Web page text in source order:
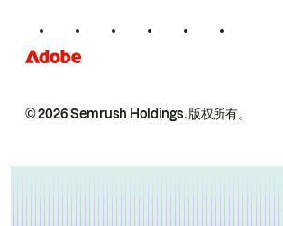
© 2026 Semrush Holdings.版权所有。